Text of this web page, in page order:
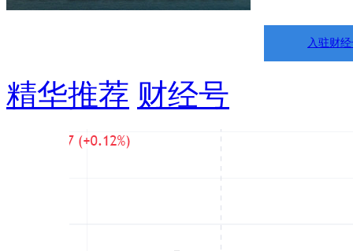
入驻财
精华推荐 财经号